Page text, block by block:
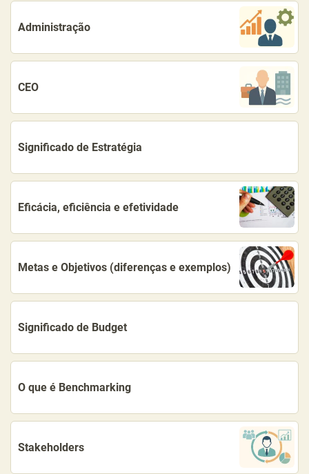
Administração
CEO
Significado de Estratégia
Eficácia, eficiência e efetividade
Metas e Objetivos (diferenças e exemplos)
Significado de Budget
O que é Benchmarking
Stakeholders